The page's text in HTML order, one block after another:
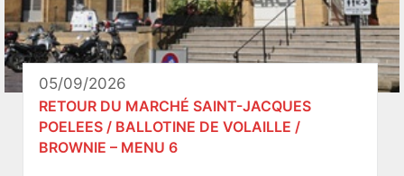
05/09/2026
RETOUR DU MARCHÉ SAINT-JACQUES
POELEES / BALLOTINE DE VOLAILLE /
BROWNIE – MENU 6